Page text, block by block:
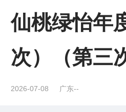
仙桃绿怡年
次）（第三
2026-07-08 广东--